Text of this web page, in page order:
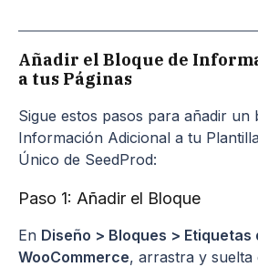
Añadir el Bloque de
a tus Páginas
Sigue estos pasos para añadir un
Información Adicional a tu
Único de SeedProd:
Paso 1: Añadir el Bloque
En Diseño > Bloques > Etiquetas
WooCommerce, arrastra y suelta